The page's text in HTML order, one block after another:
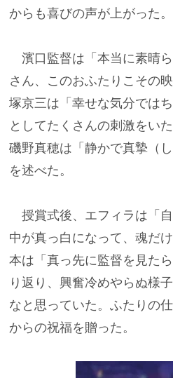
からも喜びの声が上がった。
濱口監督は「本当に素晴
さん、このおふたりこその
塚京三は「幸せな気分では
としてたくさんの刺激をい
磯野真穂は「静かで真摯（
を述べた。
授賞式後、エフィラは「
中が真っ白になって、魂だ
本は「真っ先に監督を見た
り返り、興奮冷めやらぬ様
なと思っていた。ふたりの
からの祝福を贈った。